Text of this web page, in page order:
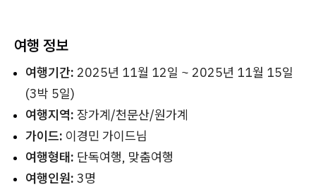
여행 정보
여행기간: 2025년 11월 12일 ~ 2025년 11월 15일
(3박 5일)
여행지역: 장가계/천문산/원가계
가이드: 이경민 가이드님
여행형태: 단독여행, 맞춤여행
여행인원: 3명